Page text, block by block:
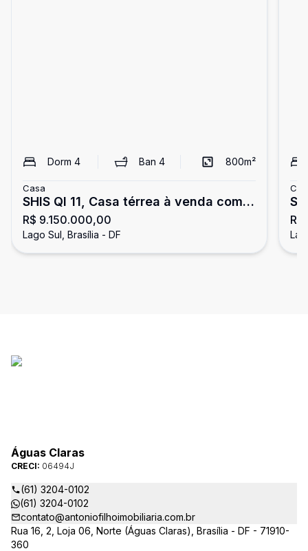
Dorm 4 Ban 4 800m²
Casa
SHIS QI 11, Casa térrea à venda com
2.400m² de área total, Lago Sul,
Brasília, DF
R$ 9.150.000,00
Lago Sul, Brasília - DF
a
!
Águas Claras
CRECI: 06494J
(61) 3204-0102
(61) 3204-0102
contato@antoniofilhoimobiliaria.com.br
Rua 16, 2, Loja 06, Norte (Águas Claras), Brasília - DF - 71910-
360